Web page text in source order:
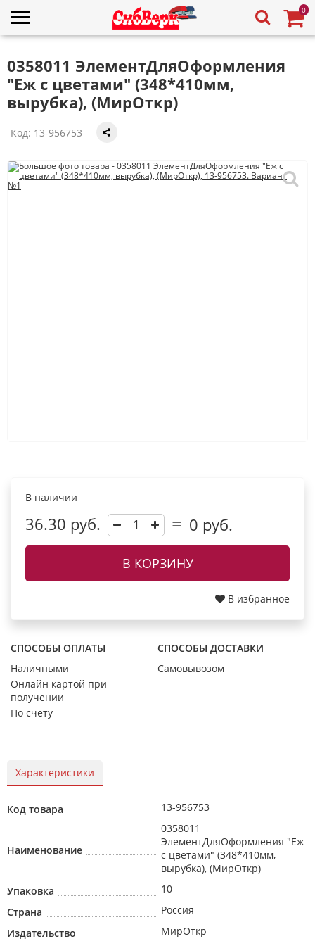
0
0358011 ЭлементДляОформления
"Еж с цветами" (348*410мм,
вырубка), (МирОткр)
Код: 13-956753
В наличии
36.30 руб. 0 руб.
В КОРЗИНУ
В избранное
СПОСОБЫ ОПЛАТЫ
Наличными
Онлайн картой при
получении
По счету
СПОСОБЫ ДОСТАВКИ
Самовывозом
Характеристики
Код товара 13-956753
Наименование
0358011
ЭлементДляОформления "Еж
с цветами" (348*410мм,
вырубка), (МирОткр)
Упаковка
10
Страна
Россия
Издательство
МирОткр